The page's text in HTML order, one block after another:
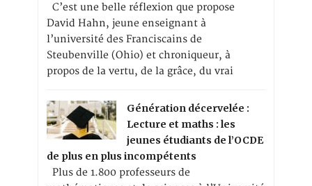
C’est une belle réflexion que propose
David Hahn, jeune enseignant à
l’université des Franciscains de
Steubenville (Ohio) et chroniqueur, à
propos de la vertu, de la grâce, du vrai
Génération décervelée :
Lecture et maths : les
jeunes étudiants de l’OCDE
de plus en plus incompétents
Plus de 1.800 professeurs de